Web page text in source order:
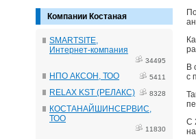
Компании Костаная
SMARTSITE,
Интернет-компания
34495
НПО АКСОН, ТОО 5411
RELAX KST (РЕЛАКС) 8328
КОСТАНАЙШИНСЕРВИС,
ТОО
11830
В
с
С